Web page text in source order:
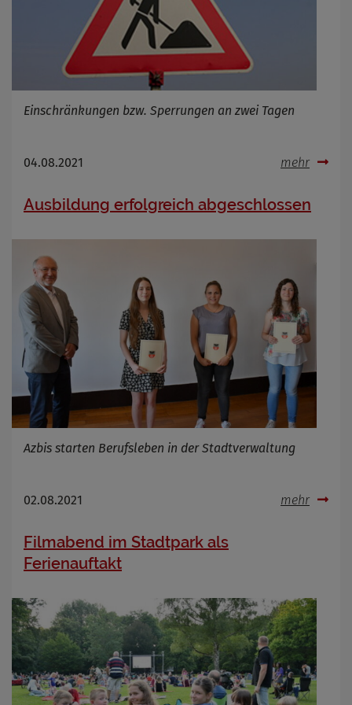
Einschränkungen bzw. Sperrungen an zwei Tagen
04.08.2021 mehr
Ausbildung erfolgreich abgeschlossen
Azbis starten Berufsleben in der Stadtverwaltung
02.08.2021 mehr
Filmabend im Stadtpark als
Ferienauftakt
Cookies die bei der Verwendung von
OpenWeatherAPI gesetzt werden
Anbieter
Zweck
Cookie Name